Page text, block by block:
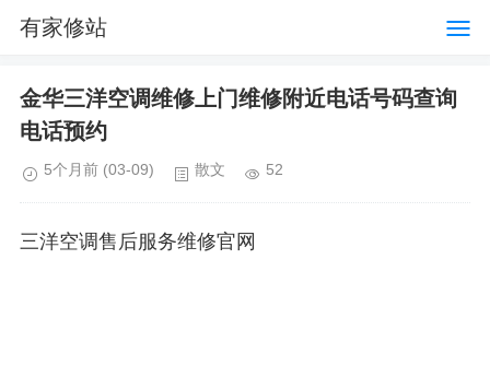
有家修站
金华三洋空调维修上门维修附近电话号码查询
电话预约
5个月前 (03-09) 散文 52
三洋空调售后服务维修官网